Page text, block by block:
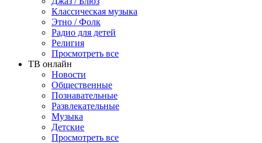
Классическая музыка
Этно / Фолк
Радио для детей
Религия
Просмотреть все
ТВ онлайн
Новости
Общественные
Познавательные
Развлекательные
Музыка
Детские
Просмотреть все